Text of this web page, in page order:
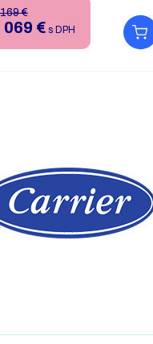
Viac informácií o
montáže nájdete
€
069 € s DPH